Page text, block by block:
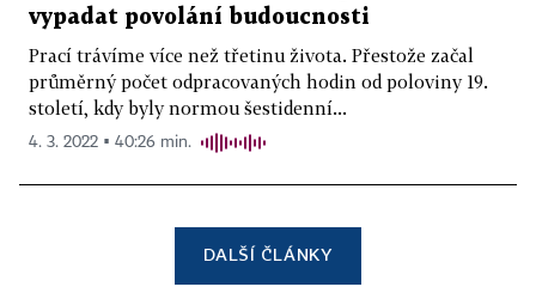
vypadat povolání budoucnosti
Prací trávíme více než třetinu života. Přestože začal
průměrný počet odpracovaných hodin od poloviny 19.
století, kdy byly normou šestidenní...
4. 3. 2022 ▪ 40:26 min.
DALŠÍ ČLÁNKY